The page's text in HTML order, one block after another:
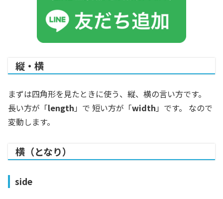
縦・横
まずは四角形を見たときに使う、縦、横の言い方です。
長い方が「length 」で 短い方が「width 」です。 なので
変動します。
横（となり）
side